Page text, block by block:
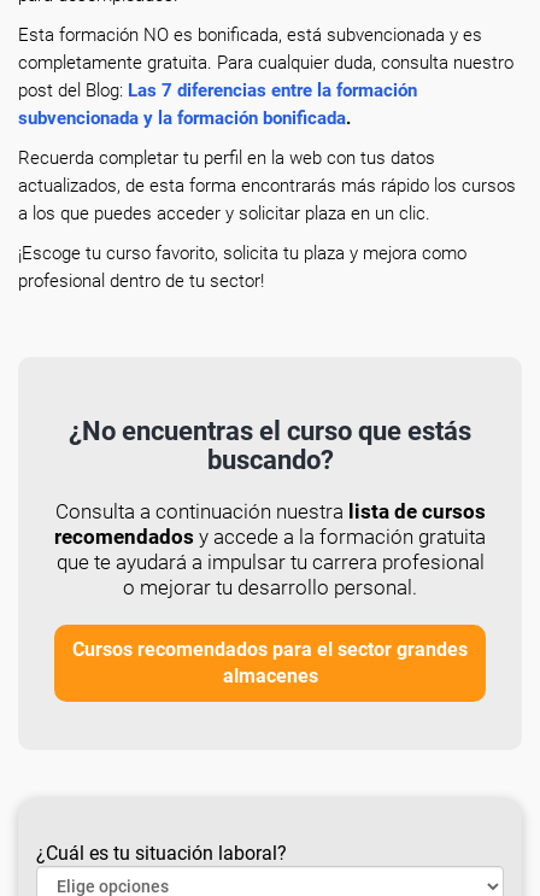
Esta formación NO es bonificada, está subvencionada y es
completamente gratuita. Para cualquier duda, consulta nuestro
post del Blog: Las 7 diferencias entre la formación
subvencionada y la formación bonificada.
Recuerda completar tu perfil en la web con tus datos
actualizados, de esta forma encontrarás más rápido los cursos
a los que puedes acceder y solicitar plaza en un clic.
¡Escoge tu curso favorito, solicita tu plaza y mejora como
profesional dentro de tu sector!
¿No encuentras el curso que estás
buscando?
Consulta a continuación nuestra lista de cursos
recomendados y accede a la formación gratuita
que te ayudará a impulsar tu carrera profesional
o mejorar tu desarrollo personal.
Cursos recomendados para el sector grandes
almacenes
¿Cuál es tu situación laboral?